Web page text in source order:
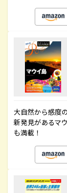
大自然から感度
新発見があるマ
も満載！